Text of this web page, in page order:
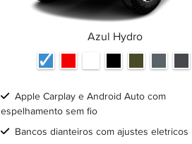
Azul Hydro
Apple Carplay e Android Auto com
espelhamento sem fio
Bancos dianteiros com ajustes eletricos